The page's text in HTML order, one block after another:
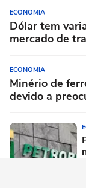
ECONOMIA
Dólar tem
mercado de
ECONOMIA
Minério de
devido a